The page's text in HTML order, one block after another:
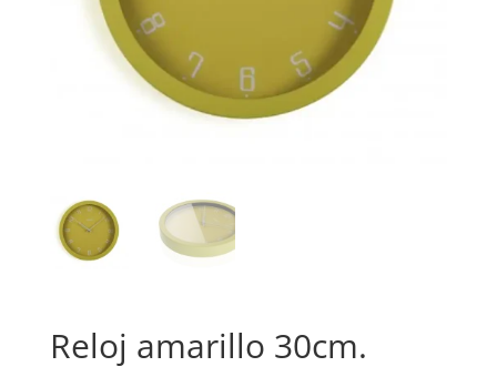
Reloj amarillo 30cm.